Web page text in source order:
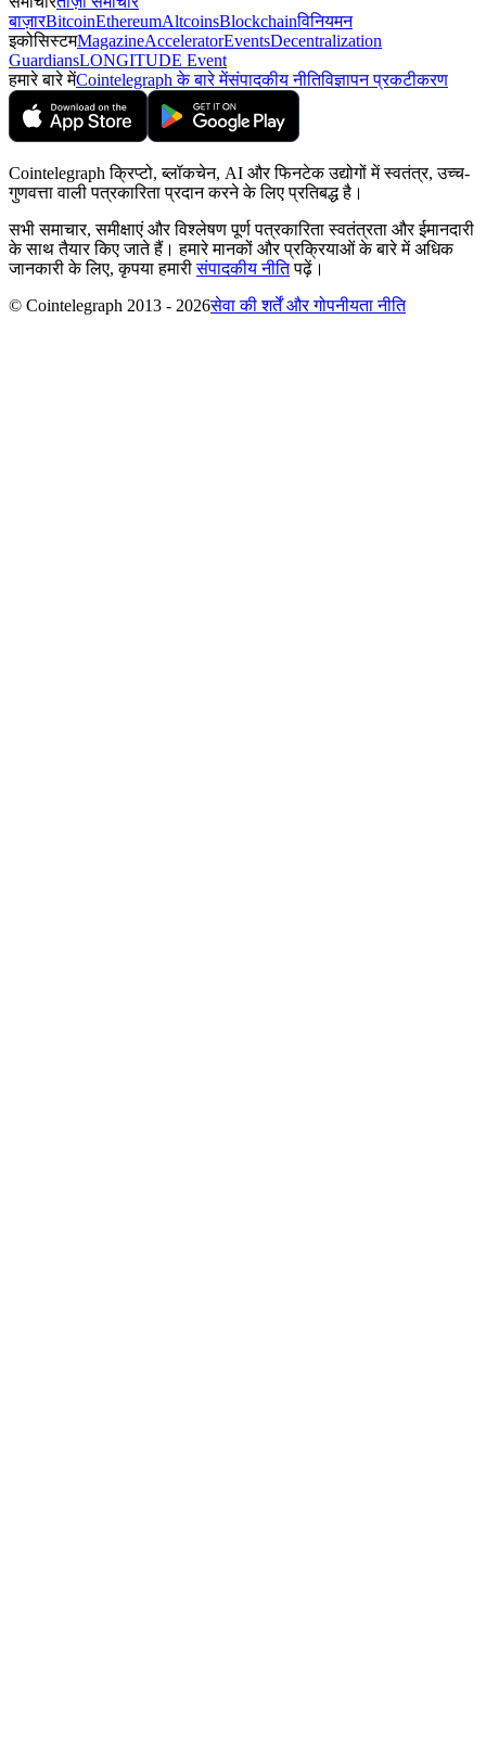
बाज़ारBitcoinEthereumAltcoinsBlockchainविनियमन
इकोसिस्टमMagazineAcceleratorEventsDecentralization
GuardiansLONGITUDE Event
हमारे बारे मेंCointelegraph के बारे मेंसंपादकीय नीतिविज्ञापन प्रकटीकरण
Cointelegraph क्रिप्टो, ब्लॉकचेन, AI और फिनटेक उद्योगों में स्वतंत्र, उच्च-
गुणवत्ता वाली पत्रकारिता प्रदान करने के लिए प्रतिबद्ध है।
सभी समाचार, समीक्षाएं और विश्लेषण पूर्ण पत्रकारिता स्वतंत्रता और ईमानदारी
के साथ तैयार किए जाते हैं। हमारे मानकों और प्रक्रियाओं के बारे में अधिक
जानकारी के लिए, कृपया हमारीसंपादकीय नीतिपढ़ें।
© Cointelegraph 2013 - 2026सेवा की शर्तें और गोपनीयता नीति